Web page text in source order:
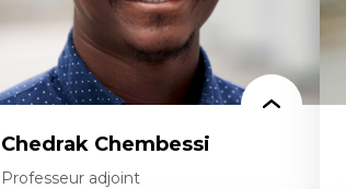
Chedrak Chembessi
Professeur adjoint